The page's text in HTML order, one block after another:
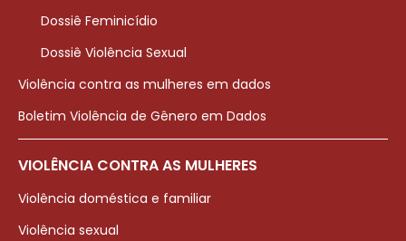
Dossiê Feminicídio
Dossiê Violência Sexual
Violência contra as mulheres em dados
Boletim Violência de Gênero em Dados
VIOLÊNCIA CONTRA AS MULHERES
Violência doméstica e familiar
Violência sexual